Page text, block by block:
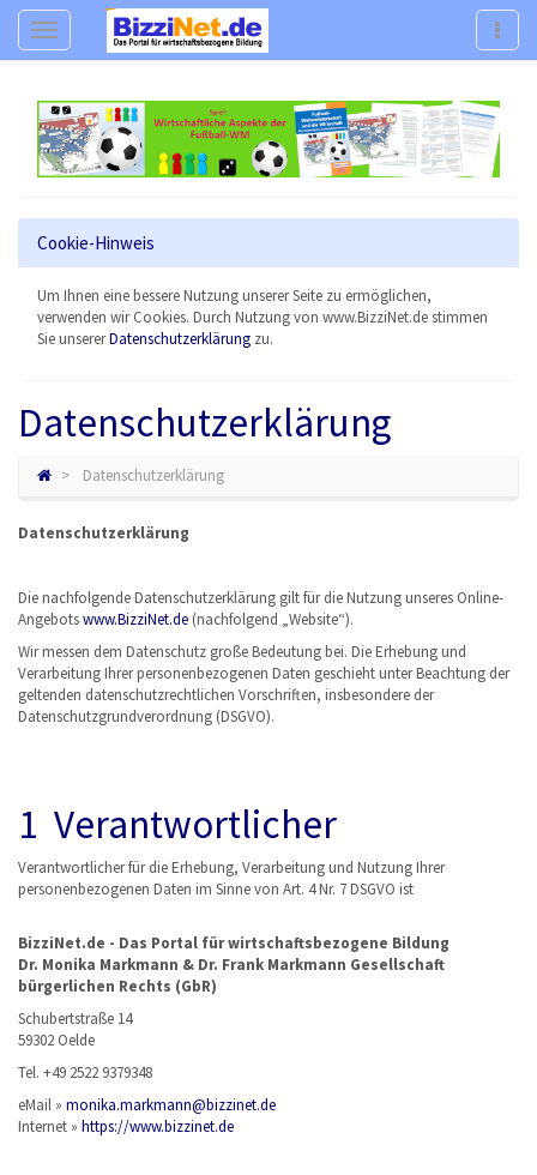
Navigation
Cookie-Hinweis
Um Ihnen eine bessere Nutzung unserer Seite zu ermöglichen,
verwenden wir Cookies. Durch Nutzung von www.BizziNet.de stimmen
Sie unsererDatenschutzerklärung zu.
Datenschutzerklärung
Datenschutzerklärung
Datenschutzerklärung
Die nachfolgende Datenschutzerklärung gilt für die Nutzung unseres Online-
Angebotswww.BizziNet.de (nachfolgend „Website“).
Wir messen dem Datenschutz große Bedeutung bei. Die Erhebung und
Verarbeitung Ihrer personenbezogenen Daten geschieht unter Beachtung der
geltenden datenschutzrechtlichen Vorschriften, insbesondere der
Datenschutzgrundverordnung (DSGVO).
1 Verantwortlicher
Verantwortlicher für die Erhebung, Verarbeitung und Nutzung Ihrer
personenbezogenen Daten im Sinne von Art. 4 Nr. 7 DSGVO ist
BizziNet.de - Das Portal für wirtschaftsbezogene Bildung
Dr. Monika Markmann & Dr. Frank Markmann Gesellschaft
bürgerlichen Rechts (GbR)
Schubertstraße 14
59302 Oelde
Tel. +49 2522 9379348
eMail » monika.markmann@bizzinet.de
Internet » https://www.bizzinet.de